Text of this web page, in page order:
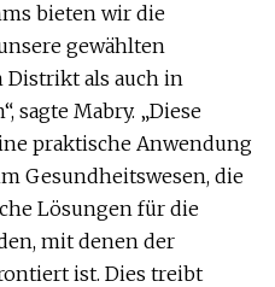
bieten wir die
gewählten
als auch in
sagte Mabry. „Diese
praktische Anwendung
Gesundheitswesen, die
Lösungen für die
mit denen der
ist. Dies treibt